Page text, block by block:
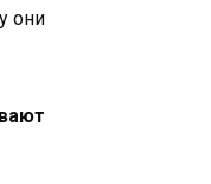
они